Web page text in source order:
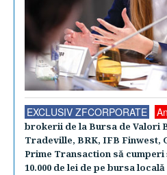
EXCLUSIV ZFCORPORATE
brokerii de la Bursa de Valori
Tradeville, BRK, IFB Finwest,
Prime Transaction să cumperi
10.000 de lei de pe bursa